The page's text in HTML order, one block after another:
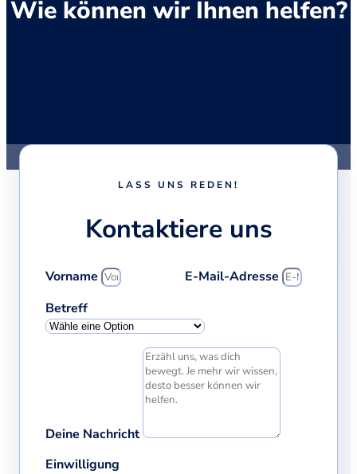
Wie können wir Ihnen helfen?
LASS UNS REDEN!
Kontaktiere uns
Vorname
E-Mail-Adresse
Betreff
Deine Nachricht
Einwilligung